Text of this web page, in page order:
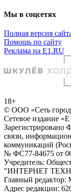
Мы в соцсетях
Полная версия
Помощь по сайту
Реклама на E1.RU
18+
© ООО «Сеть
Сетевое издание
Зарегистрировано
связи,
коммуникаций
№ ФС77-84675 от
Учредитель:
"ИНТЕРНЕТ
Главный редактор:
Адрес редакции: